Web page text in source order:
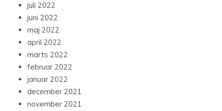
juli 2022
juni 2022
maj 2022
april 2022
marts 2022
februar 2022
januar 2022
december 2021
november 2021